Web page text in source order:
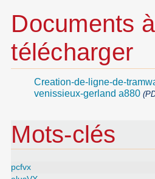
Documents à
télécharger
Creation-de-ligne-de-
venissieux-gerland a880
Mots-clés
pcfvx